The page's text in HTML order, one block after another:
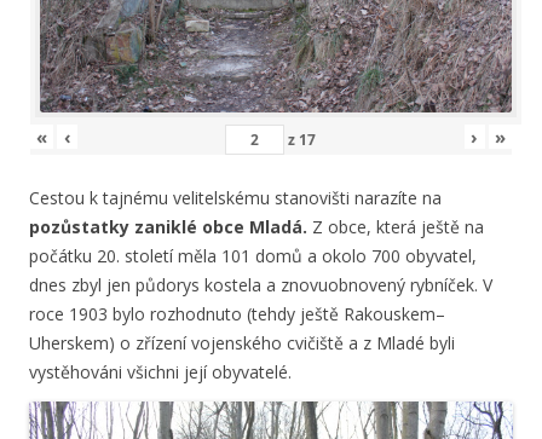
« ‹ z 17 › »
Cestou k tajnému velitelskému stanovišti narazíte na
pozůstatky zaniklé obce Mladá. Z obce, která ještě na
počátku 20. století měla 101 domů a okolo 700 obyvatel,
dnes zbyl jen půdorys kostela a znovuobnovený rybníček. V
roce 1903 bylo rozhodnuto (tehdy ještě Rakouskem–
Uherskem) o zřízení vojenského cvičiště a z Mladé byli
vystěhováni všichni její obyvatelé.